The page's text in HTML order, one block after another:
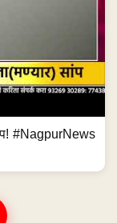
#NagpurNews